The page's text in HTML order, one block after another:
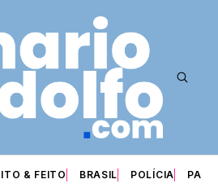
& FEITO BRASIL POLÍCIA